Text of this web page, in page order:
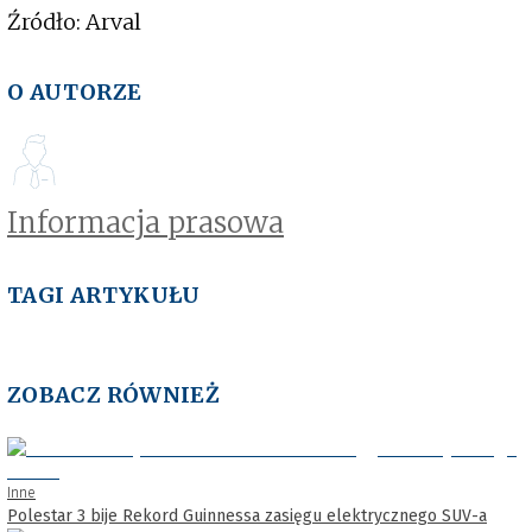
Źródło: Arval
O AUTORZE
Informacja prasowa
TAGI ARTYKUŁU
ZOBACZ RÓWNIEŻ
Inne
Polestar 3 bije Rekord Guinnessa zasięgu elektrycznego SUV-a